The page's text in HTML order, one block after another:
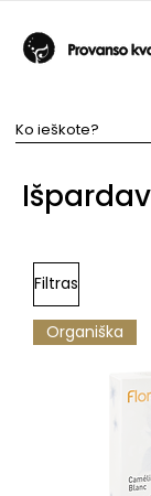
Filtras
Organiška